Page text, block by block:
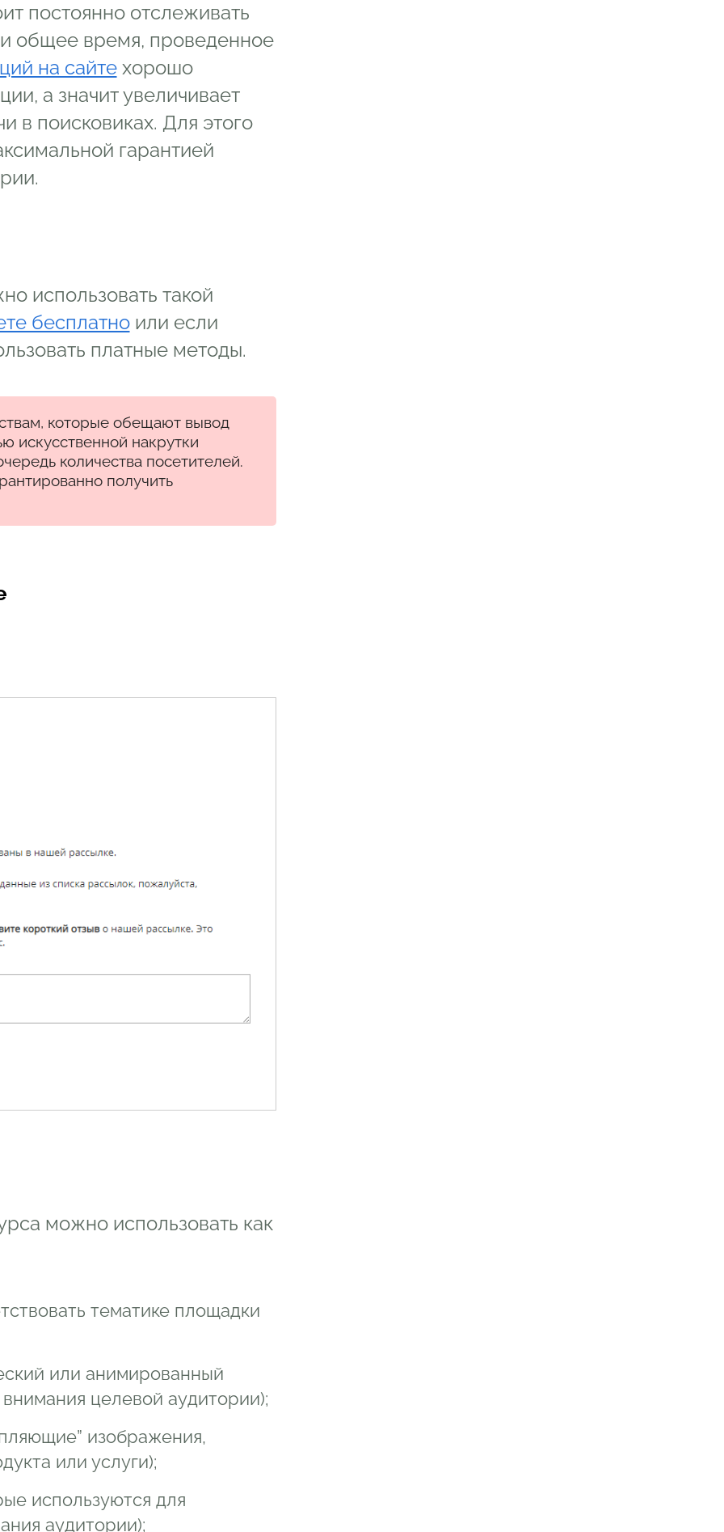
постоянно отслеживать
общее время, проведенное
на сайтехорошо
а значит увеличивает
в поисковиках. Для этого
гарантией
использовать такой
бесплатноили если
платные методы.
которые обещают вывод
искусственной накрутки
количества посетителей.
получить
можно использовать как
тематике площадки
или анимированный
целевой аудитории);
изображения,
или услуги);
используются для
аудитории);